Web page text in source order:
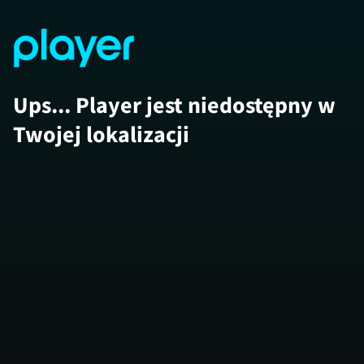
Ups... Player jest niedostępny w
Twojej lokalizacji